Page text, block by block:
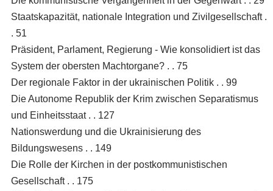
Staatskapazität, nationale Integration und Zivilgesellschaft .
. 51
Präsident, Parlament, Regierung - Wie konsolidiert ist das
System der obersten Machtorgane? . . 75
Der regionale Faktor in der ukrainischen Politik . . 99
Die Autonome Republik der Krim zwischen Separatismus
und Einheitsstaat . . 127
Nationswerdung und die Ukrainisierung des
Bildungswesens . . 149
Die Rolle der Kirchen in der postkommunistischen
Gesellschaft . . 175